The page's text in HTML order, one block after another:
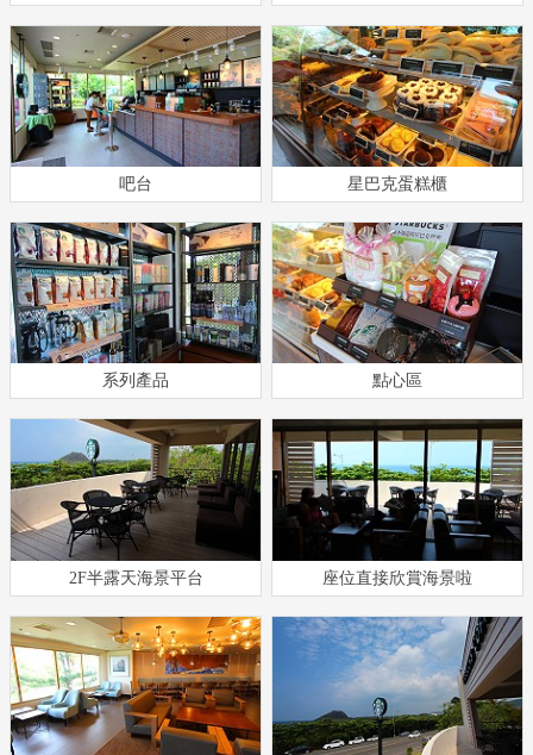
吧台 星巴克蛋糕櫃
系列產品 點心區
2F半露天海景平台 座位直接欣賞海景啦